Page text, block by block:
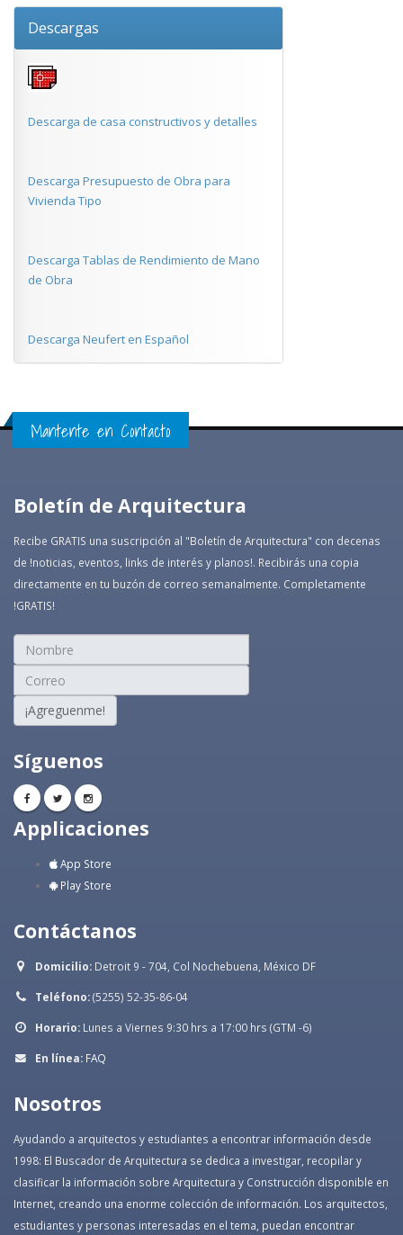
Descargas
Descarga de casa constructivos y detalles
Descarga Presupuesto de Obra para
Vivienda Tipo
Descarga Tablas de Rendimiento de Mano
de Obra
Descarga Neufert en Español
Mantente en Contacto
Boletín de Arquitectura
Recibe GRATIS una suscripción al "Boletín de Arquitectura" con decenas
de !noticias, eventos, links de interés y planos!. Recibirás una copia
directamente en tu buzón de correo semanalmente. Completamente
!GRATIS!
¡Agreguenme!
Síguenos
Applicaciones
App Store
Play Store
Contáctanos
Domicilio: Detroit 9 - 704, Col Nochebuena, México DF
Teléfono:(5255) 52-35-86-04
Horario: Lunes a Viernes 9:30 hrs a 17:00 hrs (GTM -6)
En línea: FAQ
Nosotros
Ayudando a arquitectos y estudiantes a encontrar información desde
1998: El Buscador de Arquitectura se dedica a investigar, recopilar y
clasificar la información sobre Arquitectura y Construcción disponible en
Internet, creando una enorme colección de información. Los arquitectos,
estudiantes y personas interesadas en el tema, puedan encontrar